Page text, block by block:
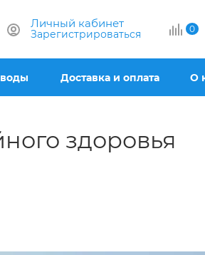
Личный кабинет
Зарегистрироваться 0
Доставка и оплата О
здоровья